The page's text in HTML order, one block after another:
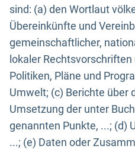
sind: (a) den Wortlaut
Übereinkünfte und
gemeinschaftlicher,
lokaler
Politiken, Pläne und
Umwelt; (c) Berichte über
Umsetzung der unter
genannten Punkte, ...; (d)
...; (e) Daten oder